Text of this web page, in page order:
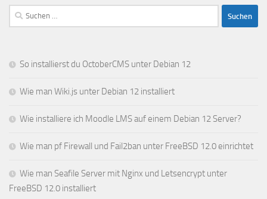
Suchen
nach:
So installierst du OctoberCMS unter Debian 12
Wie man Wiki.js unter Debian 12 installiert
Wie installiere ich Moodle LMS auf einem Debian 12 Server?
Wie man pf Firewall und Fail2ban unter FreeBSD 12.0 einrichtet
Wie man Seafile Server mit Nginx und Letsencrypt unter
FreeBSD 12.0 installiert